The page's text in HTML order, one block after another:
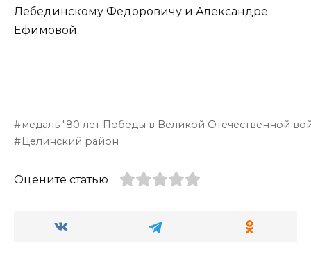
Лебединскому Федоровичу и Александре
Ефимовой.
медаль "80 лет Победы в Великой Отечественной
Целинский район
Оцените статью